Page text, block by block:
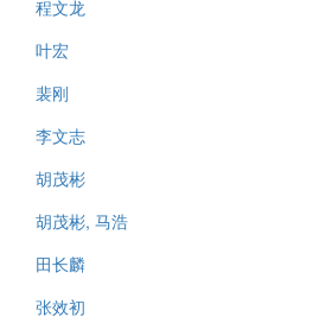
程文龙
叶宏
裴刚
李文志
胡茂彬
胡茂彬, 马浩
田长麟
张效初